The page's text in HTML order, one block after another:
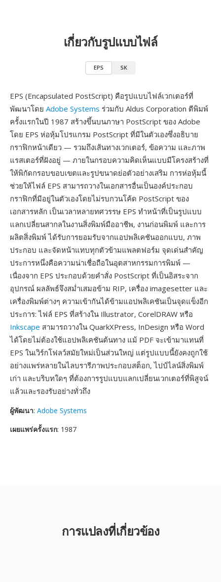
เกี่ยวกับรูปแบบไฟล์
EPS SK
EPS (Encapsulated PostScript) คือรูปแบบไฟล์เวกเตอร์ที่
พัฒนาโดย Adobe Systems ร่วมกับ Aldus Corporation ตีพิมพ์
ครั้งแรกในปี 1987 สร้างขึ้นบนภาษา PostScript ของ Adobe
โดย EPS ห่อหุ้มโปรแกรม PostScript ที่มีในตัวเองซึ่งอธิบาย
กราฟิกหน้าเดียว — รวมถึงเส้นทางเวกเตอร์, ข้อความ และภาพ
แรสเตอร์ที่ฝังอยู่ — ภายในกรอบความคิดเห็นแบบมีโครงสร้างที่
ให้พิกัดกรอบขอบเขตและรูปขนาดย่อตัวอย่างเสริม การห่อหุ้มนี้
ช่วยให้ไฟล์ EPS สามารถวางในเอกสารอื่นเป็นองค์ประกอบ
กราฟิกที่มีอยู่ในตัวเองโดยไม่รบกวนโค้ด PostScript ของ
เอกสารหลัก เป็นเวลาหลายทศวรรษ EPS ทำหน้าที่เป็นรูปแบบ
แลกเปลี่ยนสากลในงานสิ่งพิมพ์มืออาชีพ, งานก่อนพิมพ์ และการ
ผลิตสิ่งพิมพ์ ได้รับการยอมรับจากแอปพลิเคชันออกแบบ, ภาพ
ประกอบ และจัดหน้าแทบทุกตัวข้ามแพลตฟอร์ม จุดเด่นสำคัญ
ประการหนึ่งคือความน่าเชื่อถือในอุตสาหกรรมการพิมพ์ —
เนื่องจาก EPS ประกอบด้วยคำสั่ง PostScript ที่เป็นอิสระจาก
อุปกรณ์ ผลลัพธ์จึงสม่ำเสมอข้าม RIP, เครื่อง imagesetter และ
เครื่องพิมพ์ต่างๆ ความเข้ากันได้ข้ามแอปพลิเคชันเป็นจุดแข็งอีก
ประการ: ไฟล์ EPS ที่สร้างใน Illustrator, CorelDRAW หรือ
Inkscape สามารถวางใน QuarkXPress, InDesign หรือ Word
ได้โดยไม่ต้องใช้แอปพลิเคชันต้นทาง แม้ PDF จะเข้ามาแทนที่
EPS ในเวิร์กโฟลว์สมัยใหม่เป็นส่วนใหญ่ แต่รูปแบบนี้ยังคงถูกใช้
อย่างแพร่หลายในไลบรารีภาพประกอบสต็อก, ไปป์ไลน์สิ่งพิมพ์
เก่า และบริบทใดๆ ที่ต้องการรูปแบบแลกเปลี่ยนเวกเตอร์ที่พิสูจน์
แล้วและรองรับอย่างทั่วถึง
ผู้พัฒนา: Adobe Systems
เผยแพร่ครั้งแรก: 1987
การแปลงที่เกี่ยวข้อง